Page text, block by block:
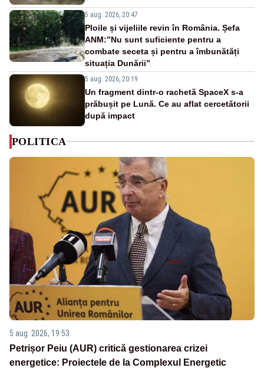
5 aug. 2026, 20:47
Ploile și vijeliile revin în România. Șefa
ANM:”Nu sunt suficiente pentru a
combate seceta și pentru a îmbunătăți
situația Dunării”
5 aug. 2026, 20:19
Un fragment dintr-o rachetă SpaceX s-a
prăbușit pe Lună. Ce au aflat cercetătorii
după impact
POLITICA
5 aug. 2026, 19:53
Petrișor Peiu (AUR) critică gestionarea crizei
energetice: Proiectele de la Complexul Energetic